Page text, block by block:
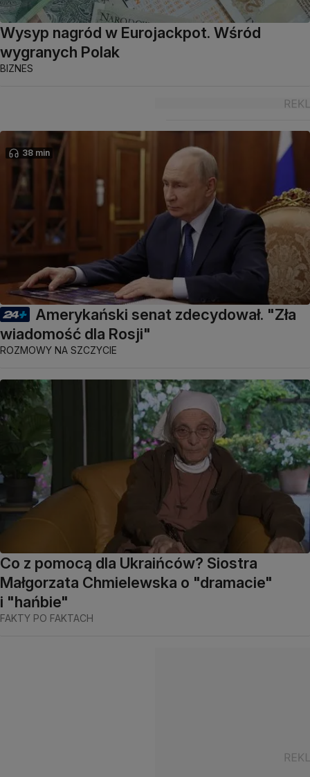
Wysyp nagród w Eurojackpot. Wśród
wygranych Polak
BIZNES
38 min
Amerykański senat zdecydował. "Zła
wiadomość dla Rosji"
ROZMOWY NA SZCZYCIE
Co z pomocą dla Ukraińców? Siostra
Małgorzata Chmielewska o "dramacie"
i "hańbie"
FAKTY PO FAKTACH